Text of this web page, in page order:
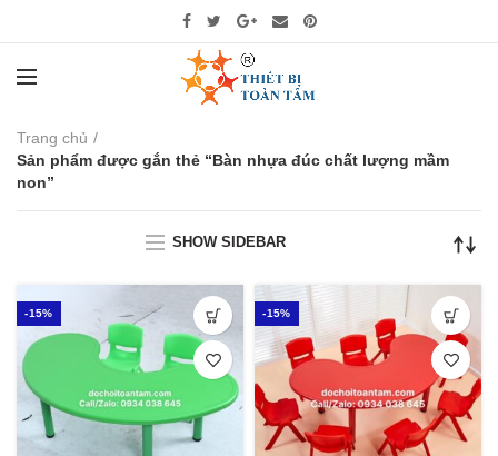
Trang chủ
Sản phẩm được gắn thẻ “Bàn nhựa đúc chất lượng mầm
non”
SHOW SIDEBAR
-15% -15%